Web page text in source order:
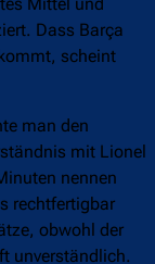
Dass Barça
scheint
man den
mit Lionel
nennen
rechtfertigbar
obwohl der
unverständlich.